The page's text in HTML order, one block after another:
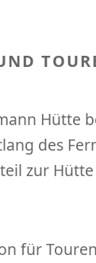
Hütte
des
zur
für